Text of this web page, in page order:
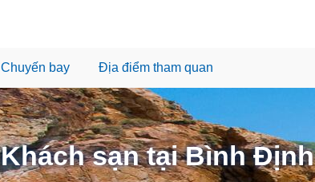
Chuyến bay Địa điểm tham quan
Khách sạn tại Bình Định